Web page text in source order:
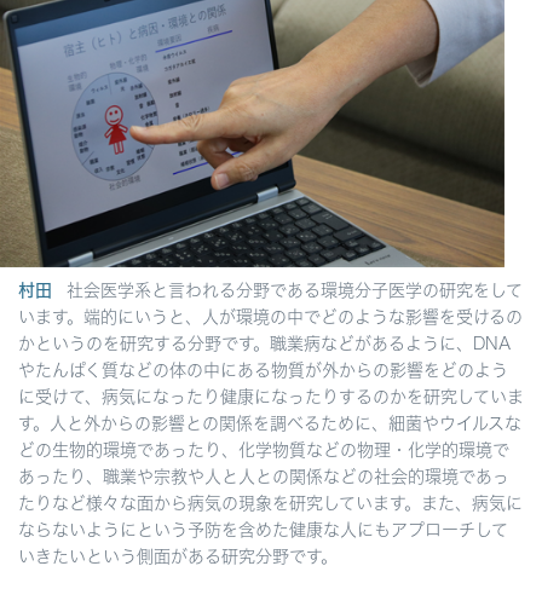
村田
社会医学系と言われる分野である環境分子医学の研究をして
います。端的にいうと、人が環境の中でどのような影響を受けるの
かというのを研究する分野です。職業病などがあるように、DNA
やたんぱく質などの体の中にある物質が外からの影響をどのよう
に受けて、病気になったり健康になったりするのかを研究していま
す。人と外からの影響との関係を調べるために、細菌やウイルスな
どの生物的環境であったり、化学物質などの物理・化学的環境で
あったり、職業や宗教や人と人との関係などの社会的環境であっ
たりなど様々な面から病気の現象を研究しています。また、病気に
ならないようにという予防を含めた健康な人にもアプローチして
いきたいという側面がある研究分野です。